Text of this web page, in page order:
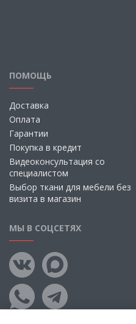
ПОМОЩЬ
Доставка
Оплата
Гарантии
Покупка в кредит
Видеоконсультация со
специалистом
Выбор ткани для мебели без
визита в магазин
МЫ В СОЦСЕТЯХ